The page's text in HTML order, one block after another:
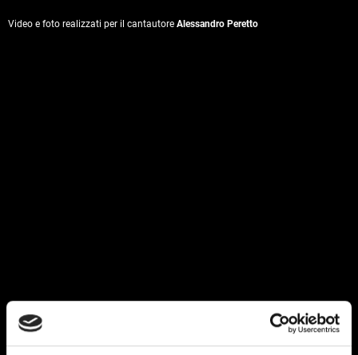
Video e foto realizzati per il cantautore Alessandro Peretto